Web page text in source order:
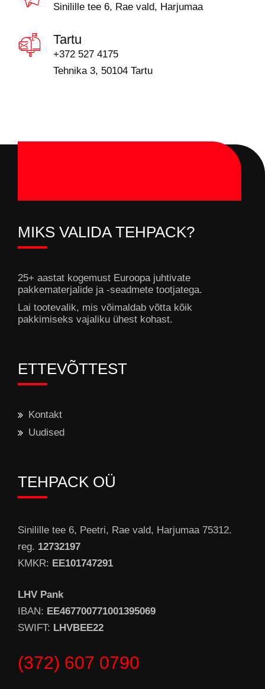
Sinilille tee 6, Rae vald, Harjumaa
Tartu
+372 527 4175
Tehnika 3, 50104 Tartu
MIKS VALIDA TEHPACK?
25+ aastat kogemust Euroopa juhtivate
pakkematerjalide ja -seadmete tootjatega.
Lai tootevalik, mis võimaldab võtta kõik
pakkimiseks vajaliku ühest kohast.
ETTEVÕTTEST
Kontakt
Uudised
TEHPACK OÜ
Sinilille tee 6, Peetri, Rae vald, Harjumaa 75312.
reg. 12732197
KMKR: EE101747291
LHV Pank
IBAN: EE467700771001395069
SWIFT: LHVBEE22
(372) 607 0790